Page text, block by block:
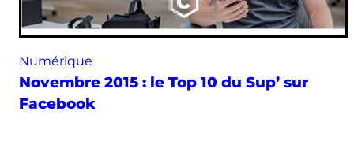
Numérique
Novembre 2015 : le Top 10 du Sup’ sur
Facebook